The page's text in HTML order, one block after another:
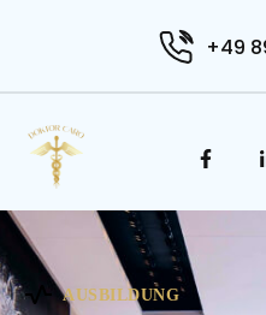
+49
AUSBILDUNG